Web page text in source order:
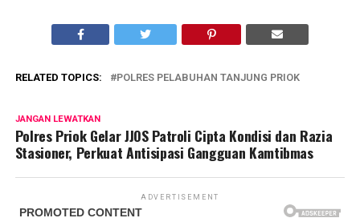
RELATED TOPICS: POLRES PELABUHAN TANJUNG PRIOK
JANGAN LEWATKAN
Polres Priok Gelar JJOS Patroli Cipta Kondisi dan Razia
Stasioner, Perkuat Antisipasi Gangguan Kamtibmas
ADVERTISEMENT